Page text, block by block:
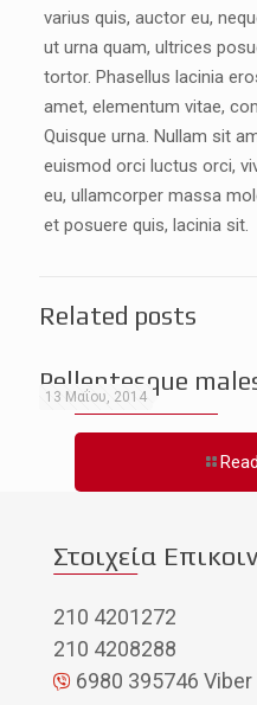
varius quis, auctor eu,
ut urna quam, ultrices
tortor. Phasellus lacinia
amet, elementum vitae,
Quisque urna. Nullam sit
euismod orci luctus orci,
eu, ullamcorper massa
et posuere quis, lacinia sit.
Related posts
13 Μαΐου, 2014
Pellentesque
Στοιχεία
210 4201272
210 4208288
6980 395746